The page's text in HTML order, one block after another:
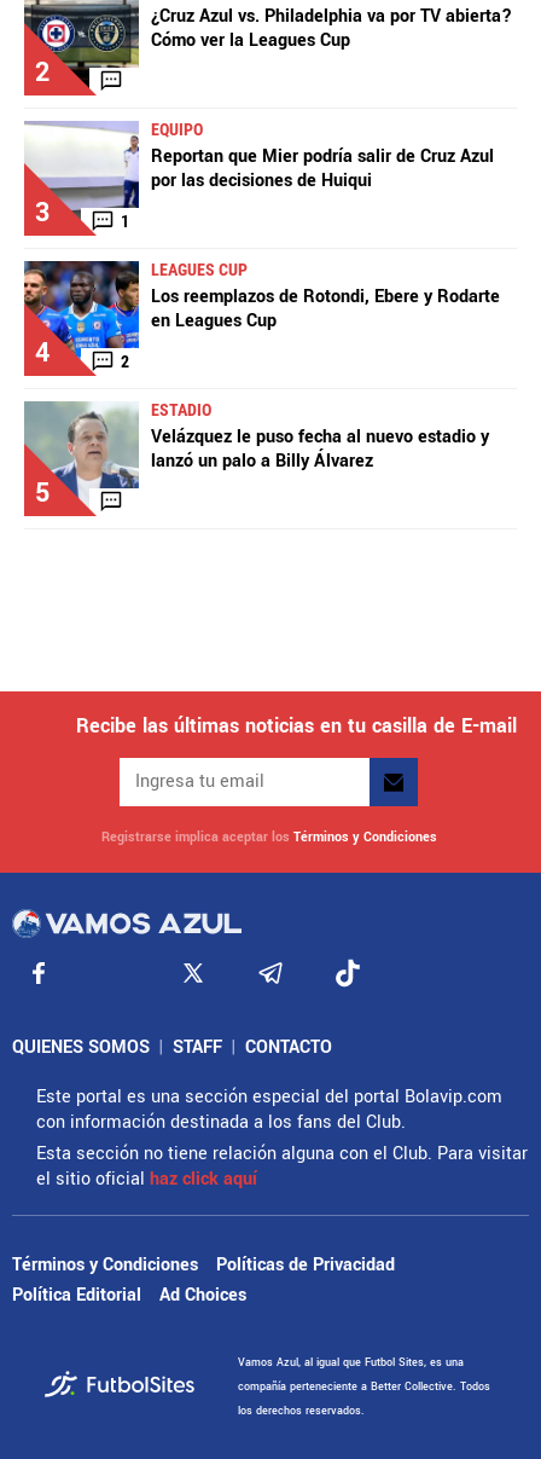
2
¿Cruz Azul vs. Philadelphia va por TV abierta?
Cómo ver la Leagues Cup
3 1
EQUIPO
Reportan que Mier podría salir de Cruz Azul
por las decisiones de Huiqui
4 2
LEAGUES CUP
Los reemplazos de Rotondi, Ebere y Rodarte
en Leagues Cup
5
ESTADIO
Velázquez le puso fecha al nuevo estadio y
lanzó un palo a Billy Álvarez
Recibe las últimas noticias en tu casilla de E-mail
Registrarse implica aceptar los Términos y Condiciones
QUIENES SOMOS | STAFF | CONTACTO
Este portal es una sección especial del portal Bolavip.com
con información destinada a los fans del Club.
Esta sección no tiene relación alguna con el Club. Para visitar
el sitio oficial haz click aquí
Términos y Condiciones
Políticas de Privacidad
Política Editorial
Ad Choices
Vamos Azul, al igual que Futbol Sites, es una
compañía perteneciente a Better Collective. Todos
los derechos reservados.